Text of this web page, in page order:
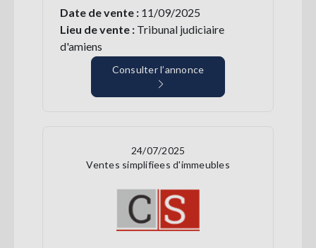
Date de vente : 11/09/2025
Lieu de vente : Tribunal judiciaire
d'amiens
Consulter l’annonce
24/07/2025
Ventes simplifiees d'immeubles